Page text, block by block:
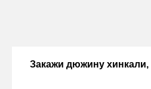
Закажи дюжину хинкали,